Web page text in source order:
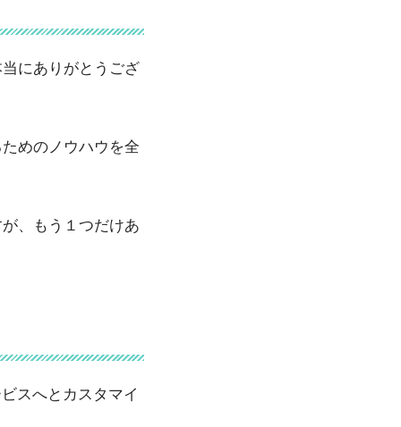
にありがとうござ
めのノウハウを全
、もう１つだけあ
スへとカスタマイ